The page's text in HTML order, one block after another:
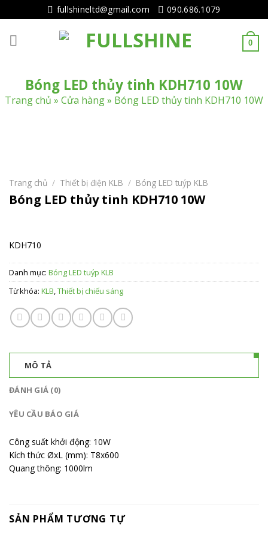
tục
tới
fullshineltd@gmail.com 090.686.1079
0
Bóng LED thủy tinh KDH710 10W
Trang chủ » Cửa hàng» Bóng LED thủy tinh KDH710 10W
Trang chủ / Thiết bị điện KLB / Bóng LED tuýp KLB
Bóng LED thủy tinh KDH710 10W
KDH710
Danh mục: Bóng LED tuýp KLB
Từ khóa: KLB,Thiết bị chiếu sáng
MÔ TẢ
ĐÁNH GIÁ (0)
YÊU CẦU BÁO GIÁ
Công suất khởi động: 10W
Kích thức ØxL (mm): T8x600
Quang thông: 1000lm
SẢN PHẨM TƯƠNG TỰ